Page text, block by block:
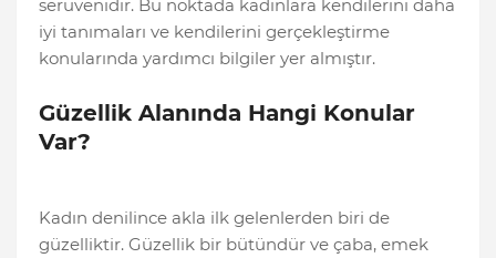
serüvenidir. Bu noktada kadınlara kendilerini daha
iyi tanımaları ve kendilerini gerçekleştirme
konularında yardımcı bilgiler yer almıştır.
Güzellik Alanında Hangi Konular
Var?
Kadın denilince akla ilk gelenlerden biri de
güzelliktir. Güzellik bir bütündür ve çaba, emek